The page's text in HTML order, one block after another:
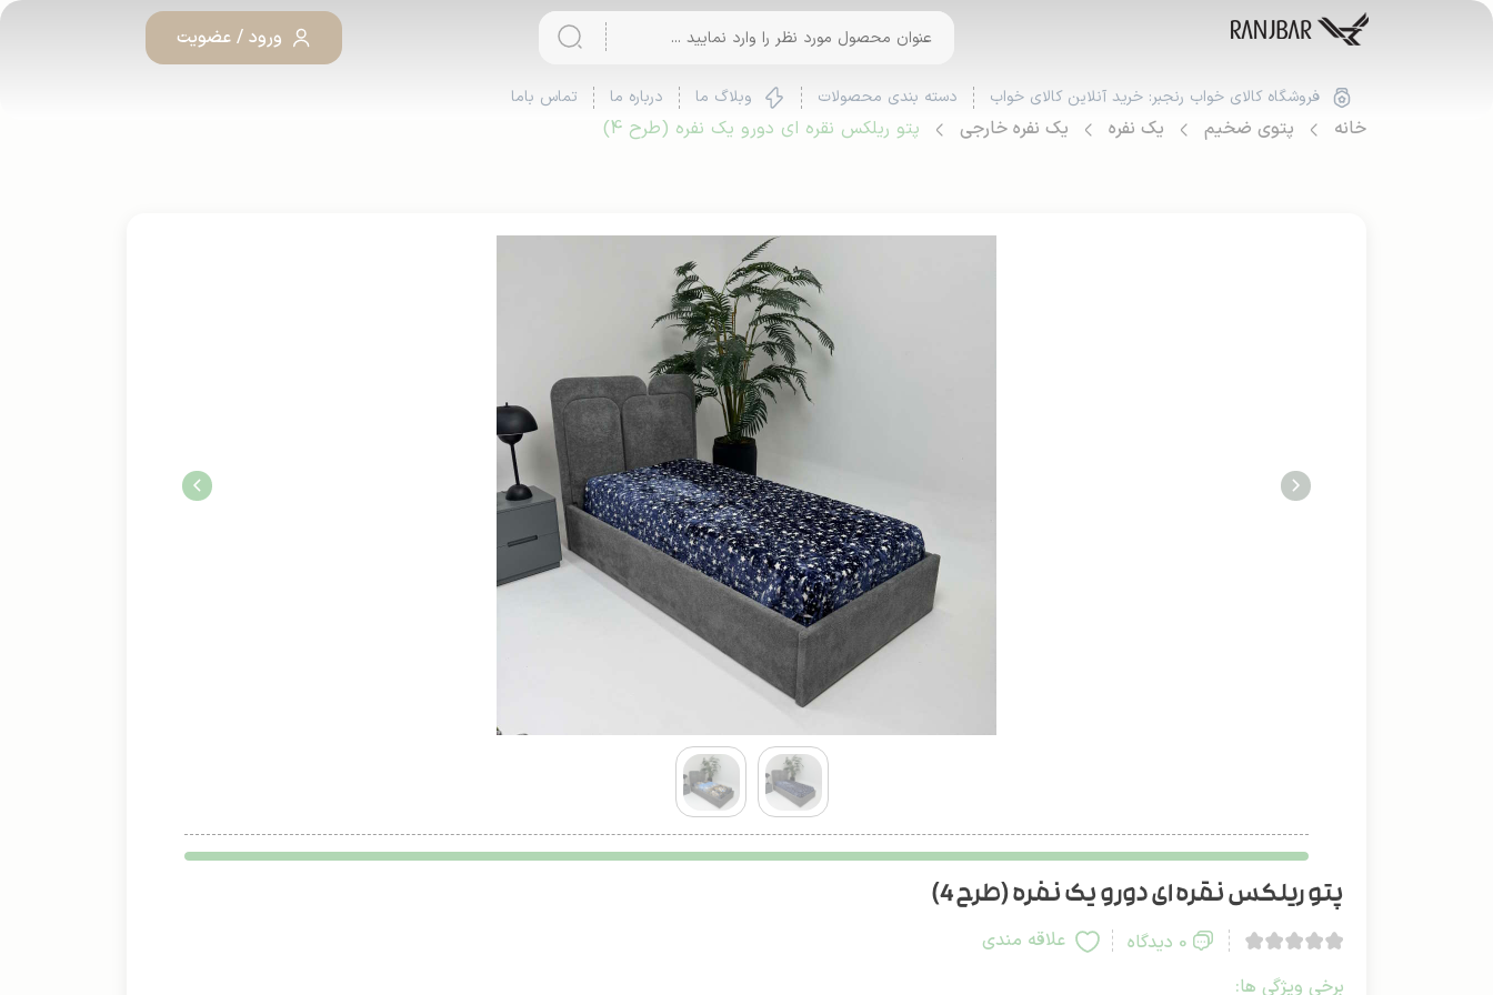
ورود / عضویت
فروشگاه کالای خواب رنجبر: خرید آنلاین کالای خواب دسته بندی محصولات وبلاگ ما درباره ما تماس باما
خانه پتوی ضخیم یک نفره یک نفره خارجی پتو ریلکس نقره ای دورو یک نفره (طرح 4)
پتو ریلکس نقره ای دورو یک نفره (طرح 4)
0 دیدگاه
علاقه مندی
برخی ویژگی ها: